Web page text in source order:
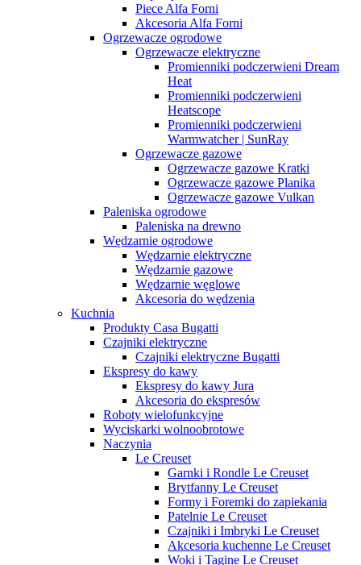
Piece Alfa Forni
Akcesoria Alfa Forni
Ogrzewacze ogrodowe
Ogrzewacze elektryczne
Promienniki podczerwieni Dream
Heat
Promienniki podczerwieni
Heatscope
Promienniki podczerwieni
Warmwatcher | SunRay
Ogrzewacze gazowe
Ogrzewacze gazowe Kratki
Ogrzewacze gazowe Planika
Ogrzewacze gazowe Vulkan
Paleniska ogrodowe
Paleniska na drewno
Wędzarnie ogrodowe
Wędzarnie elektryczne
Wędzarnie gazowe
Wędzarnie węglowe
Akcesoria do wędzenia
Kuchnia
Produkty Casa Bugatti
Czajniki elektryczne
Czajniki elektryczne Bugatti
Ekspresy do kawy
Ekspresy do kawy Jura
Akcesoria do ekspresów
Roboty wielofunkcyjne
Wyciskarki wolnoobrotowe
Naczynia
Le Creuset
Garnki i Rondle Le Creuset
Brytfanny Le Creuset
Formy i Foremki do zapiekania
Patelnie Le Creuset
Czajniki i Imbryki Le Creuset
Akcesoria kuchenne Le Creuset
Woki i Tagine Le Creuset